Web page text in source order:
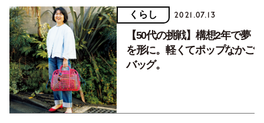
くらし 2021.07.13
【50代の挑戦】構想2年で夢
を形に。軽くてポップなかご
バッグ。